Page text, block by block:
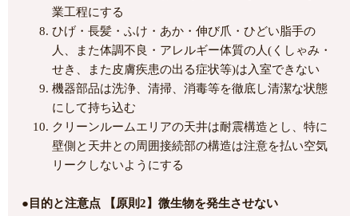
業工程にする
ひげ・長髪・ふけ・あか・伸び爪・ひどい脂手の
人、また体調不良・アレルギー体質の人(くしゃみ・
せき、また皮膚疾患の出る症状等)は入室できない
機器部品は洗浄、清掃、消毒等を徹底し清潔な状態
にして持ち込む
クリーンルームエリアの天井は耐震構造とし、特に
壁側と天井との周囲接続部の構造は注意を払い空気
リークしないようにする
●目的と注意点 【原則2】微生物を発生させない